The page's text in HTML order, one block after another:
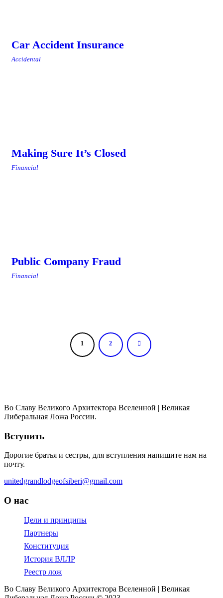
Car Accident Insurance
Accidental
Making Sure It’s Closed
Financial
Public Company Fraud
Financial
1 2
Во Славу Великого Архитектора Вселенной | Великая
Либеральная Ложа России.
Вступить
Дорогие братья и сестры, для вступления напишите нам на
почту.
unitedgrandlodgeofsiberi@gmail.com
О нас
Цели и принципы
Партнеры
Конституция
История ВЛЛР
Реестр лож
Во Славу Великого Архитектора Вселенной | Великая